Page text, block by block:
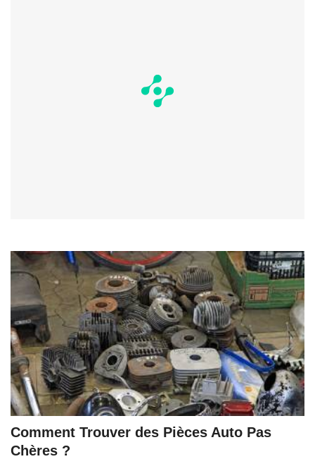
Comment Trouver des Pièces Auto Pas
Chères ?